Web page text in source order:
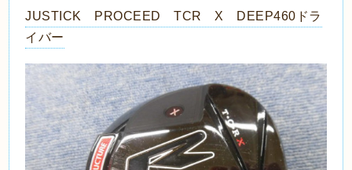
JUSTICK PROCEED TCR X DEEP460ドラ
イバー